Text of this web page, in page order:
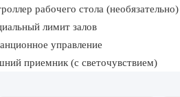
рабочего стола (необязательно)
лимит залов
управление
приемник (с светочувствием)